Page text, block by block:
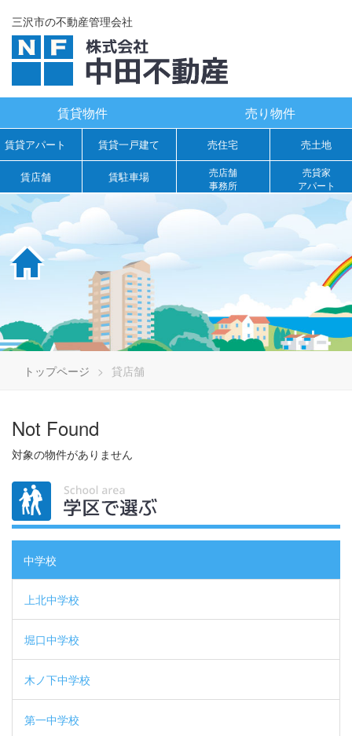
三沢市の不動産管理会社
賃貸物件 売り物件
賃貸アパート 賃貸一戸建て
賃店舗 賃駐車場
売住宅 売土地
売店舗
事務所
売貸家
アパート
トップページ 貸店舗
Not Found
対象の物件がありません
中学校
上北中学校
堀口中学校
木ノ下中学校
第一中学校